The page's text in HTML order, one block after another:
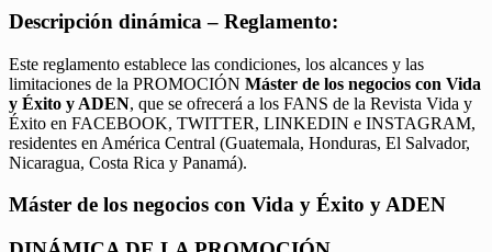
Descripción dinámica – Reglamento:
Este reglamento establece las condiciones, los alcances y las
limitaciones de la PROMOCIÓN Máster de los negocios con Vida
y Éxito y ADEN, que se ofrecerá a los FANS de la Revista Vida y
Éxito en FACEBOOK, TWITTER, LINKEDIN e INSTAGRAM,
residentes en América Central (Guatemala, Honduras, El Salvador,
Nicaragua, Costa Rica y Panamá).
Máster de los negocios con Vida y Éxito y ADEN